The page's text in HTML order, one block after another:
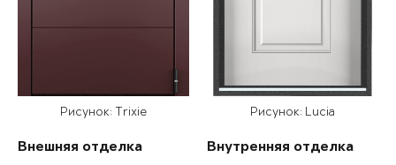
Рисунок: Trixie
Внешняя отделка
Рисунок: Lucia
Внутренняя отделка